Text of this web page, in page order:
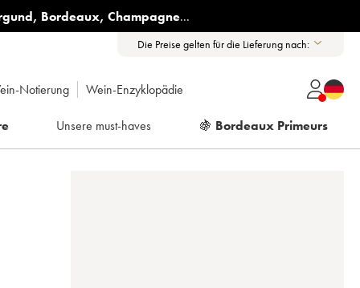
, Bordeaux, Champagne...
Die Preise gelten für die Lieferung nach:
Notierung Wein-Enzyklopädie
Unsere must-haves 🍇 Bordeaux Primeurs